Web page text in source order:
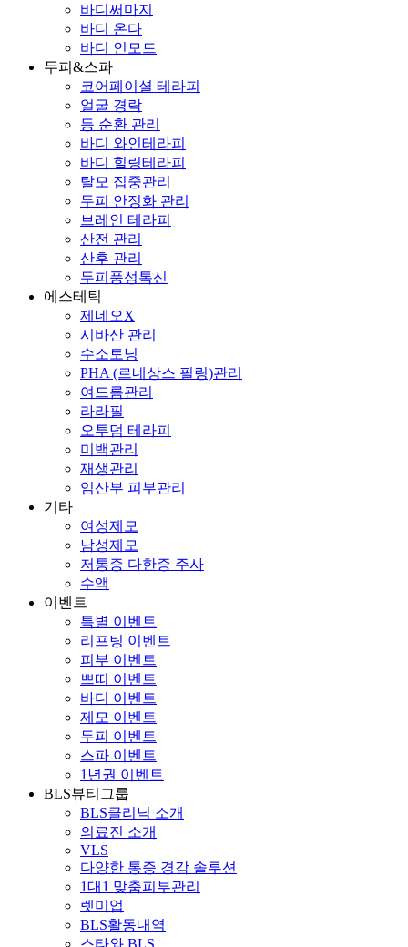
바디써마지
바디 온다
바디 인모드
두피&스파
코어페이셜 테라피
얼굴 경락
등 순환 관리
바디 와인테라피
바디 힐링테라피
탈모 집중관리
두피 안정화 관리
브레인 테라피
산전 관리
산후 관리
두피풍성톡신
에스테틱
제네오X
시바산 관리
수소토닝
PHA (르네상스 필링)관리
여드름관리
라라필
오투덤 테라피
미백관리
재생관리
임산부 피부관리
기타
여성제모
남성제모
저통증 다한증 주사
수액
이벤트
특별 이벤트
리프팅 이벤트
피부 이벤트
쁘띠 이벤트
바디 이벤트
제모 이벤트
두피 이벤트
스파 이벤트
1년권 이벤트
BLS뷰티그룹
BLS클리닉 소개
의료진 소개
VLS
다양한 통증 경감 솔루션
1대1 맞춤피부관리
렛미업
BLS활동내역
스타와 BLS